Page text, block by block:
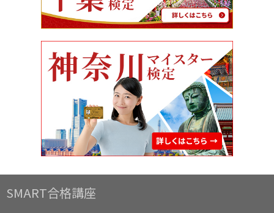
SMART合格講座